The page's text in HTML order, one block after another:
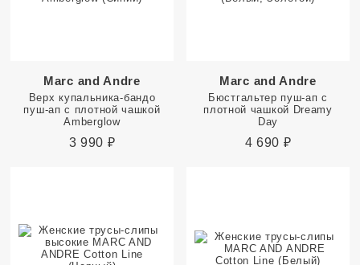
Marc and Andre
Верх купальника-бандо
пуш-ап с плотной чашкой
Amberglow
3 990 ₽
Marc and Andre
Бюстгальтер пуш-ап с
плотной чашкой Dreamy
Day
4 690 ₽